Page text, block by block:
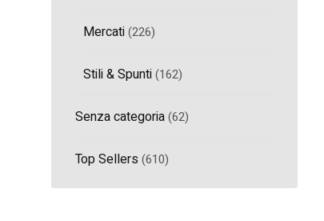
Mercati(226)
Stili & Spunti(162)
Senza categoria(62)
Top Sellers (610)